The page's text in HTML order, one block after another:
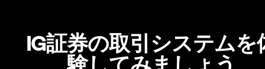
IG証券の取引システムを
験してみましょう